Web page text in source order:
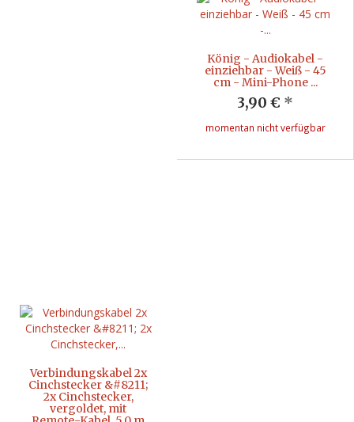
König - Audiokabel -
einziehbar - Weiß - 45
cm - Mini-Phone ...
3,90 € *
momentan nicht verfügbar
Verbindungskabel 2x
Cinchstecker &#8211;
2x Cinchstecker,
vergoldet, mit